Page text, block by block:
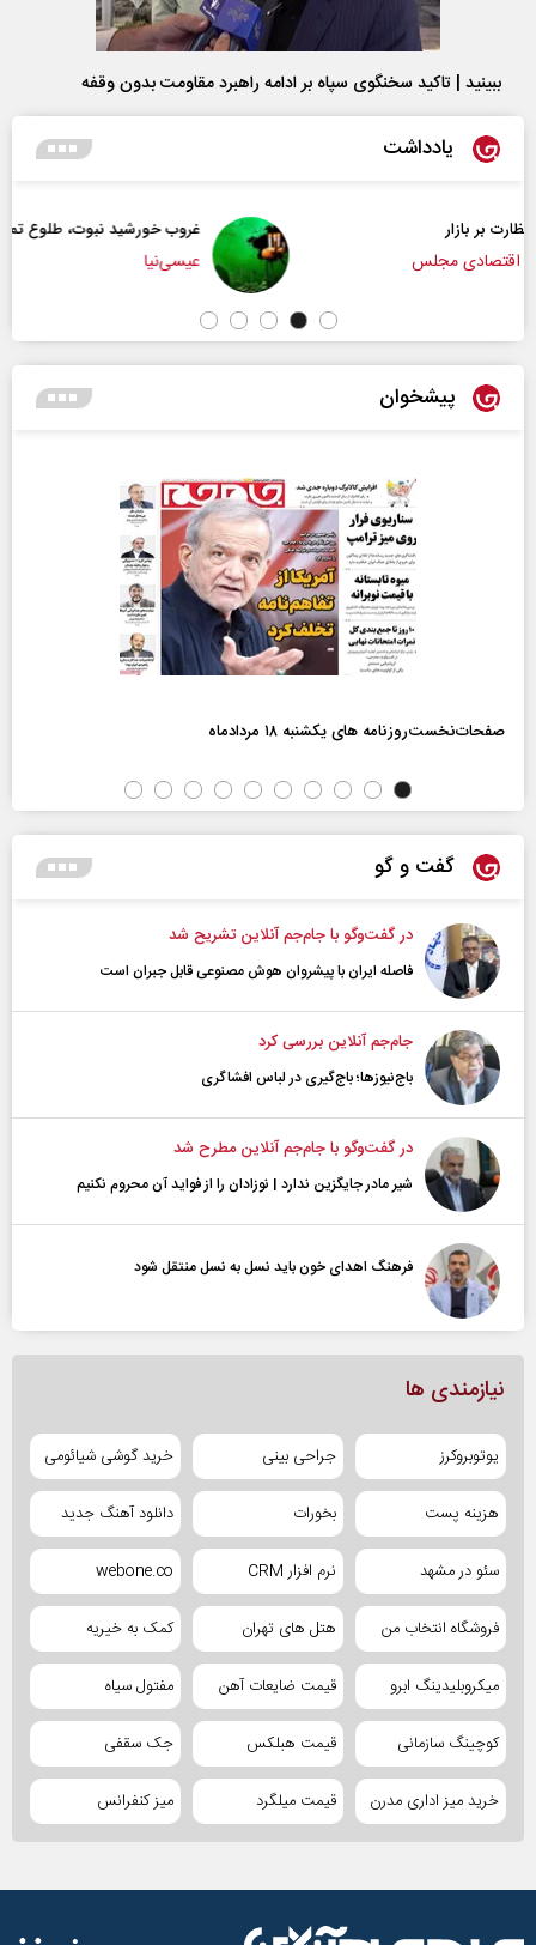
ببینید | تاکید سخنگوی سپاه بر ادامه راهبرد مقاومت بدون وقفه
یادداشت
غروب خورشید نبوت، طلوع تمدن امت
پیشخوان
صفحات‌نخست‌روزنامه ها‌ی یکشنبه ۱۸ مردادماه
گفت و گو
در گفت‌و‌گو با جام‌جم آنلاین تشریح شد
فاصله ایران با پیشرو‌ان هوش مصنوعی قابل جبران است
جام‌جم آنلاین بررسی کرد
باج‌نیوزها؛ باج‌گیری در لباس افشاگری
در گفت‌و‌گو با جام‌جم آنلاین مطرح شد
شیر مادر جایگزین ندارد | نوزادان را از فواید آن محروم نکنیم
فرهنگ اهدای خون باید نسل به نسل منتقل شود
نیازمندی ها
یوتوبروکرز جراحی بینی خرید گوشی شیائومی
هزینه پست بخورات دانلود آهنگ جدید
سئو در مشهد نرم افزار CRM webone.co
فروشگاه انتخاب من هتل های تهران کمک به خیریه
میکروبلیدینگ ابرو قیمت ضایعات آهن مفتول سیاه
کوچینگ سازمانی قیمت هبلکس جک سقفی
خرید میز اداری مدرن قیمت میلگرد میز کنفرانس